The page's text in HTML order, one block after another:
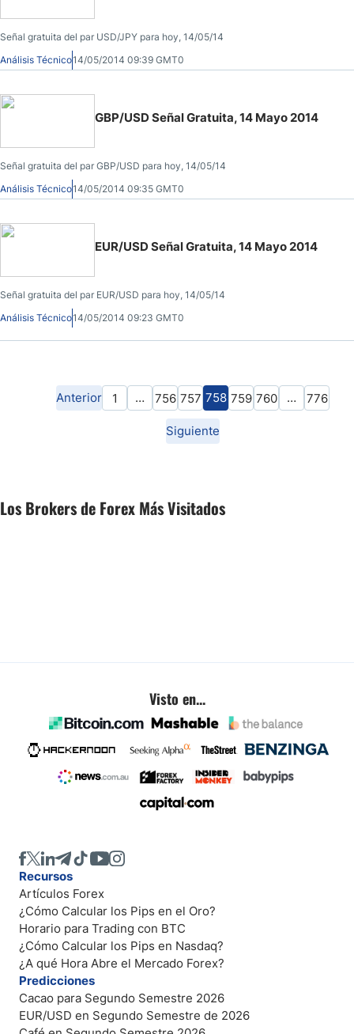
Señal gratuita del par USD/JPY para hoy, 14/05/14
Análisis Técnico14/05/2014 09:39 GMT0
GBP/USD Señal Gratuita, 14 Mayo 2014
Señal gratuita del par GBP/USD para hoy, 14/05/14
Análisis Técnico14/05/2014 09:35 GMT0
EUR/USD Señal Gratuita, 14 Mayo 2014
Señal gratuita del par EUR/USD para hoy, 14/05/14
Análisis Técnico14/05/2014 09:23 GMT0
Anterior 1 … 756 757 758 759 760 … 776
Siguiente
Los Brokers de Forex Más Visitados
Visto en...
Recursos
Artículos Forex
¿Cómo Calcular los Pips en el Oro?
Horario para Trading con BTC
¿Cómo Calcular los Pips en Nasdaq?
¿A qué Hora Abre el Mercado Forex?
Predicciones
Cacao para Segundo Semestre 2026
EUR/USD en Segundo Semestre de 2026